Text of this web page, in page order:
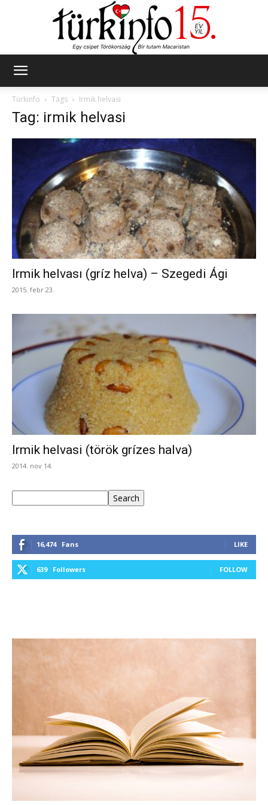
Türkinfo
Tags Irmik helvasi
Tag: irmik helvasi
Irmik helvası (gríz helva) – Szegedi Ági
2015. febr 23.
Irmik helvasi (török grízes halva)
2014. nov 14.
Search
16,474 Fans LIKE
639 Followers FOLLOW